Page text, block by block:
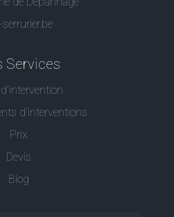
serrurier.be
Services
d'interventions
Prix
Devis
Blog